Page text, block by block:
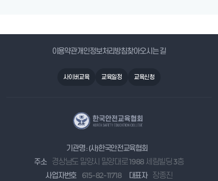
이용약관개인정보처리방침찾아오시는 길
사이버교육 교육일정 교육신청
기관명 : (사)한국안전교육협회
주소
경상남도 밀양시 밀양대로 1988 세림빌딩 3층
사업자번호
615-82-11718 대표자 장종진